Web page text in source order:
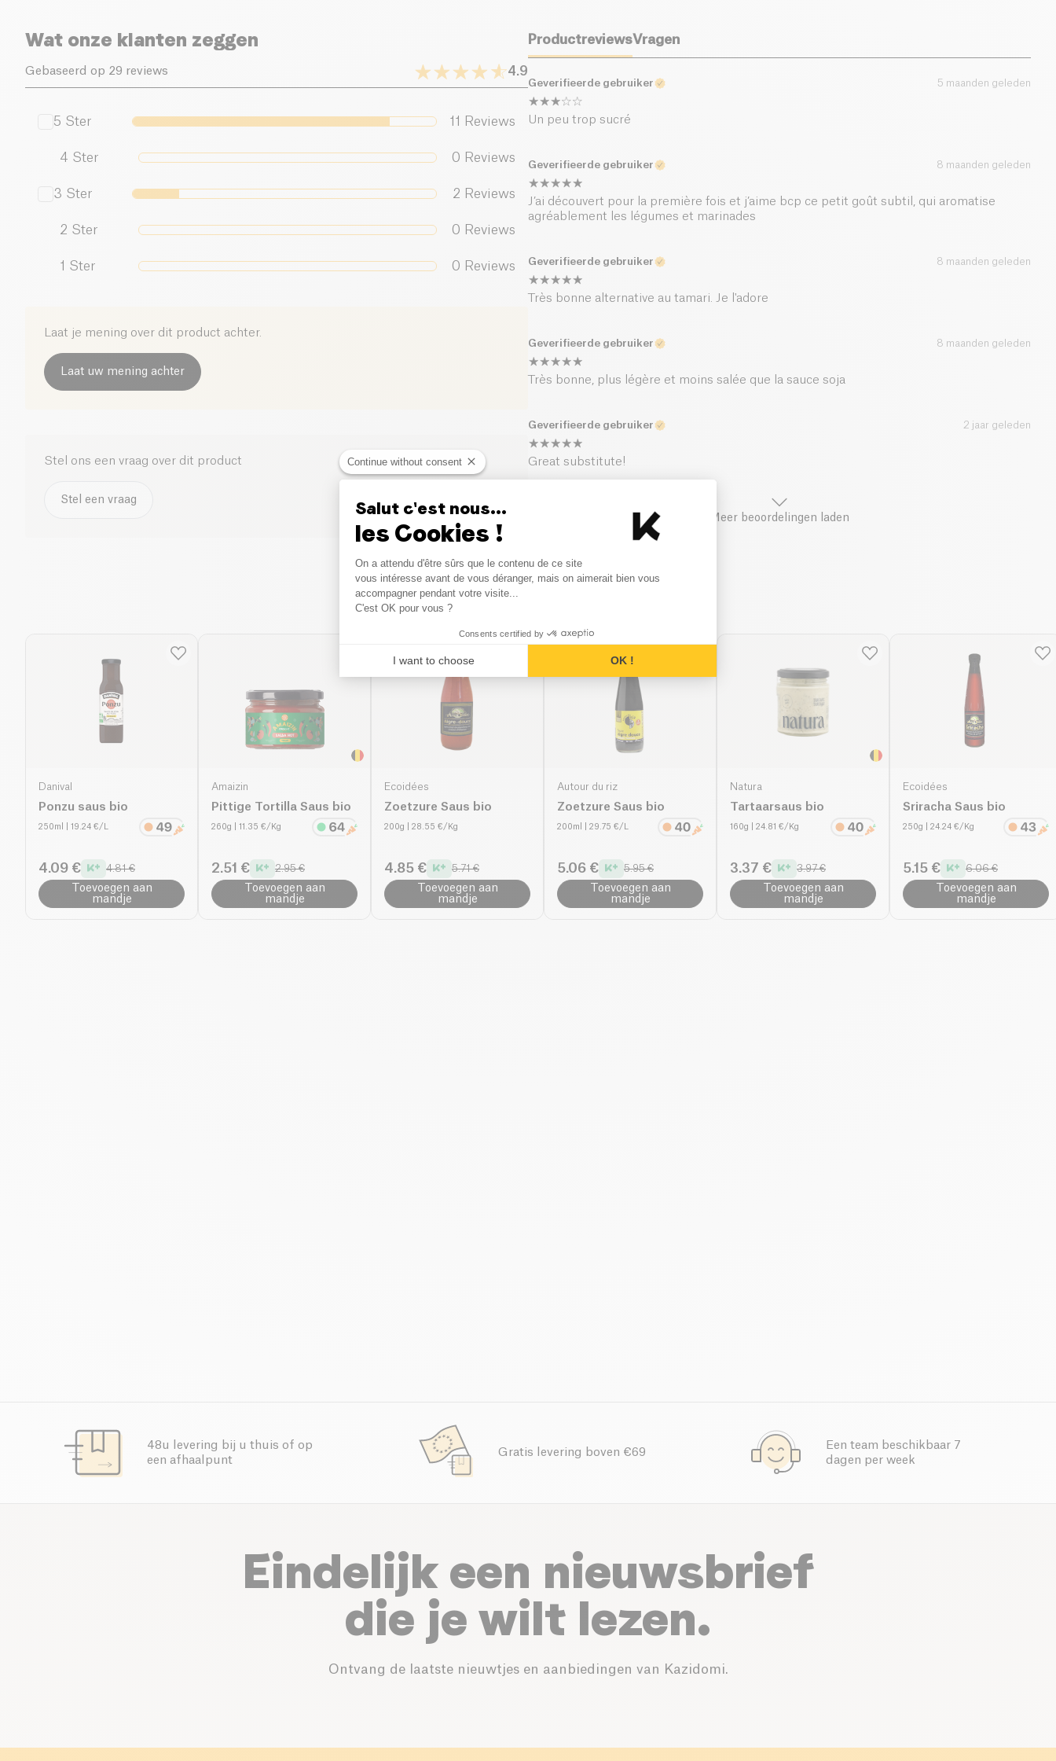
Zout (g)
Wat onze klanten zeggen
Gebaseerd op 29 reviews 4.9
5 Ster 11 Reviews
4 Ster 0 Reviews
3 Ster 2 Reviews
2 Ster 0 Reviews
1 Ster 0 Reviews
Laat je mening over dit product achter.
Laat uw mening achter
Stel ons een vraag over dit product
Stel een vraag
ProductreviewsVragen
Geverifieerde gebruiker 5 maanden geleden
Un peu trop sucré
Geverifieerde gebruiker 8 maanden geleden
J’ai découvert pour la première fois et j’aime bcp ce petit goût subtil, qui aromatise
agréablement les légumes et marinades
Geverifieerde gebruiker 8 maanden geleden
Très bonne alternative au tamari. Je l'adore
Geverifieerde gebruiker 8 maanden geleden
Très bonne, plus légère et moins salée que la sauce soja
Geverifieerde gebruiker 2 jaar geleden
Great substitute!
Meer beoordelingen laden
Vergelijkbare producten
Danival
Ponzu saus bio
250ml | 19.24 €/L
4.09 € 4.81 €
Toevoegen aan
mandje
Amaizin
Pittige Tortilla Saus bio
260g | 11.35 €/Kg
2.51 € 2.95 €
Toevoegen aan
mandje
Ecoidées
Zoetzure Saus bio
200g | 28.55 €/Kg
4.85 € 5.71 €
Toevoegen aan
mandje
Autour du riz
Zoetzure Saus bio
200ml | 29.75 €/L
5.06 € 5.95 €
Toevoegen aan
mandje
Natura
Tartaarsaus bio
160g | 24.81 €/Kg
3.37 € 3.97 €
Toevoegen aan
mandje
Ecoidées
Sriracha Saus bio
250g | 24.24 €/Kg
5.15 € 6.06 €
Toevoegen aan
mandje
48u levering bij u thuis of op
een afhaalpunt
Gratis levering boven €69
Een team beschikbaar 7
dagen per week
Eindelijk een nieuwsbrief
die je wilt lezen.
Ontvang de laatste nieuwtjes en aanbiedingen van Kazidomi.
Continue without consent
Salut c'est nous...
les Cookies !
Consent Management Platform: Personalize Your Options
On a attendu d'être sûrs que le contenu de ce site
vous intéresse avant de vous déranger, mais on aimerait bien vous
accompagner pendant votre visite...
C'est OK pour vous ?
Consents certified by
I want to choose OK !
Axeptio consent